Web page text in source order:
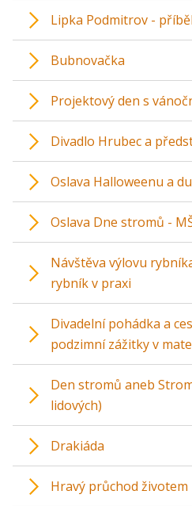
Lipka Podmitrov -
Bubnovačka
Projektový den s
Divadlo Hrubec a
Oslava Halloweenu a
Oslava Dne stromů -
Návštěva výlovu
rybník v praxi
Divadelní pohádka a
podzimní zážitky v
Den stromů aneb
lidových)
Drakiáda
Hravý průchod životem